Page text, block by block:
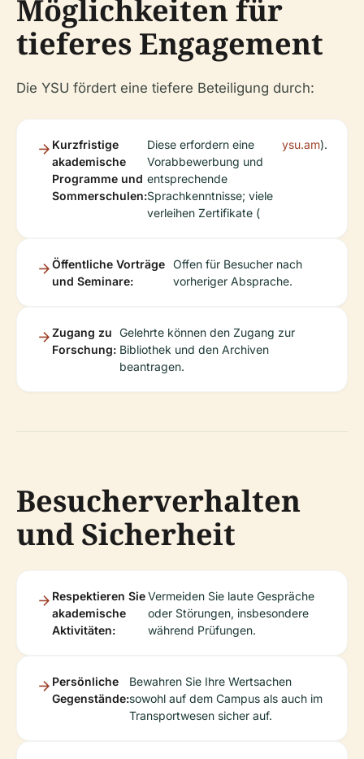
Möglichkeiten für
tieferes Engagement
Die YSU fördert eine tiefere Beteiligung durch:
Kurzfristige
akademische
Programme und
Sommerschulen:
Diese erfordern eine
Vorabbewerbung und
entsprechende
Sprachkenntnisse; viele
verleihen Zertifikate (
ysu.am).
Öffentliche Vorträge
und Seminare:
Offen für Besucher nach
vorheriger Absprache.
Zugang zu
Forschung:
Gelehrte können den Zugang zur
Bibliothek und den Archiven
beantragen.
Besucherverhalten
und Sicherheit
Respektieren Sie
akademische
Aktivitäten:
Vermeiden Sie laute Gespräche
oder Störungen, insbesondere
während Prüfungen.
Persönliche
Gegenstände:
Bewahren Sie Ihre Wertsachen
sowohl auf dem Campus als auch im
Transportwesen sicher auf.